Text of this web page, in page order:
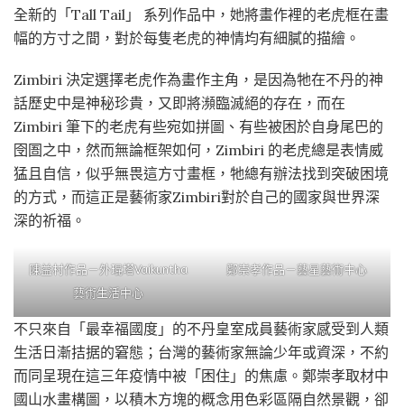
全新的「Tall Tail」 系列作品中，她將畫作裡的老虎框在畫
幅的方寸之間，對於每隻老虎的神情均有細膩的描繪。
Zimbiri 決定選擇老虎作為畫作主角，是因為牠在不丹的神
話歷史中是神秘珍貴，又即將瀕臨滅絕的存在，而在
Zimbiri 筆下的老虎有些宛如拼圖、有些被困於自身尾巴的
囹圄之中，然而無論框架如何，Zimbiri 的老虎總是表情威
猛且自信，似乎無畏這方寸畫框，牠總有辦法找到突破困境
的方式，而這正是藝術家Zimbiri對於自己的國家與世界深
深的祈福。
陳益村作品－外琨塔Vaikuntha
藝術生活中心
鄭崇孝作品－藝星藝術中心
不只來自「最幸福國度」的不丹皇室成員藝術家感受到人類
生活日漸拮据的窘態；台灣的藝術家無論少年或資深，不約
而同呈現在這三年疫情中被「困住」的焦慮。鄭崇孝取材中
國山水畫構圖，以積木方塊的概念用色彩區隔自然景觀，卻